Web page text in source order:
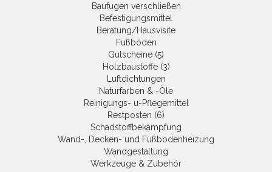
Baufugen verschließen
Befestigungsmittel
Beratung/Hausvisite
Fußböden
Gutscheine (5)
Holzbaustoffe (3)
Luftdichtungen
Naturfarben & -Öle
Reinigungs- u-Pflegemittel
Restposten (6)
Schadstoffbekämpfung
Wand-, Decken- und Fußbodenheizung
Wandgestaltung
Werkzeuge & Zubehör